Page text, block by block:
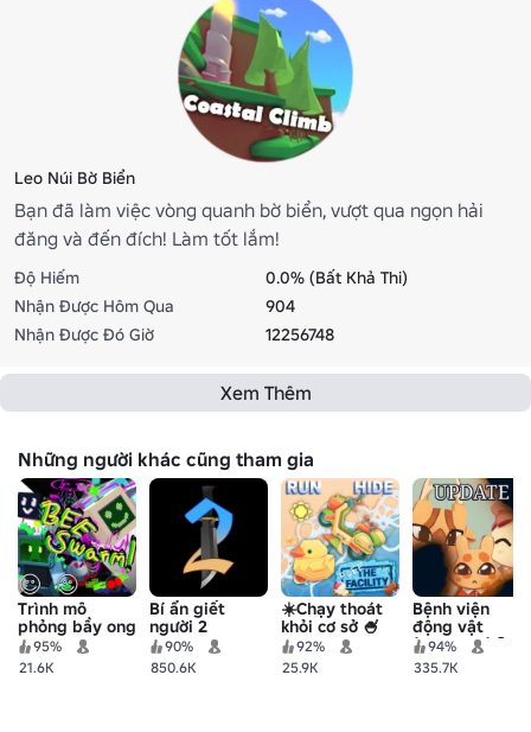
Leo Núi Bờ Biển
Bạn đã làm việc vòng quanh bờ biển, vượt qua ngọn hải
đăng và đến đích! Làm tốt lắm!
Độ Hiếm
0.0% (Bất Khả Thi)
Nhận Được Hôm Qua
904
Nhận Được Đó Giờ
12256748
Xem Thêm
Những người khác cũng tham gia
Trình mô
phỏng bầy ong
95%
21.6K
Bí ẩn giết
người 2
90%
850.6K
☀️Chạy thoát
khỏi cơ sở 🍧
92%
25.9K
Bệnh viện
động vật
(Anomaly) 🧪
94%
335.7K